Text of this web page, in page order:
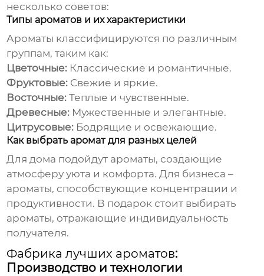
несколько советов:
Типы ароматов и их характеристики
Ароматы классифицируются по различным
группам, таким как:
Цветочные: Классические и романтичные.
Фруктовые: Свежие и яркие.
Восточные: Теплые и чувственные.
Древесные: Мужественные и элегантные.
Цитрусовые: Бодрящие и освежающие.
Как выбрать аромат для разных целей
Для дома подойдут ароматы, создающие
атмосферу уюта и комфорта. Для бизнеса –
ароматы, способствующие концентрации и
продуктивности. В подарок стоит выбирать
ароматы, отражающие индивидуальность
получателя.
Фабрика лучших ароматов:
Производство и технологии